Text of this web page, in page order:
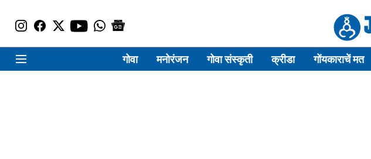
गोवा मनोरंजन गोवा संस्कृती क्रीडा गोंयकाराचें मत